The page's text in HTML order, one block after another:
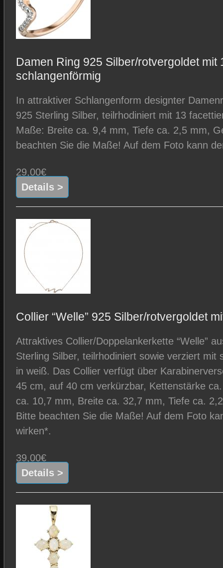
Damen Ring 925 Silber/rotvergoldet mit
schlangenförmig
In attraktiver Schlangenform designter
925 Sterling Silber, teilrhodiniert mit 13
Maße: Breite ca. 9,4 mm, Tiefe ca. 2,5 mm,
beachten Sie die Maße! Auf dem Foto kann
29,00€
Details >
Collier “Welle” 925 Silber/rotvergoldet
Attraktives Collier/Doppelankerkette “Welle”
Sterling Silber, teilrhodiniert sowie verziert mit
in weiß. Das Collier verfügt über
45 cm, auf 40 cm verkürzbar, Kettenstärke
ca. 10,7 mm, Breite ca. 32,7 mm, Tiefe ca.
Bitte beachten Sie die Maße! Auf dem Foto
wirken*.
39,00€
Details >